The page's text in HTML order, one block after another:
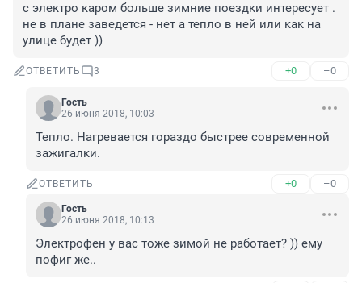
с электро каром больше зимние поездки интересует .
не в плане заведется - нет а тепло в ней или как на
улице будет ))
ОТВЕТИТЬ 3 +0 –0
Гость
26 июня 2018, 10:03
Тепло. Нагревается гораздо быстрее современной
зажигалки.
ОТВЕТИТЬ +0 –0
Гость
26 июня 2018, 10:13
Электрофен у вас тоже зимой не работает? )) ему
пофиг же..